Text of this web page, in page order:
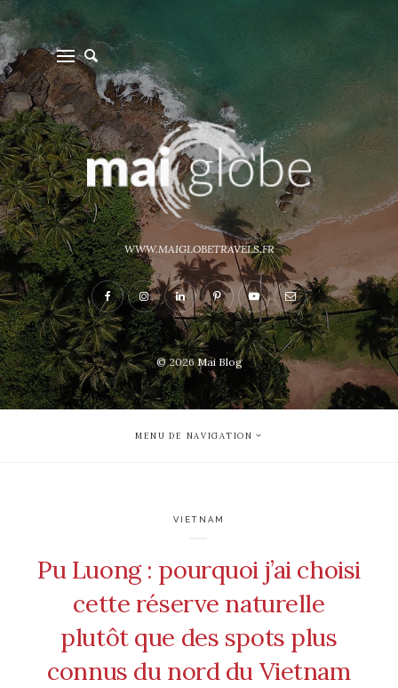
WWW.MAIGLOBETRAVELS.FR
© 2026Mai Blog
MENU DE NAVIGATION
VIETNAM
Pu Luong : pourquoi j’ai choisi
cette réserve naturelle
plutôt que des spots plus
connus du nord du Vietnam